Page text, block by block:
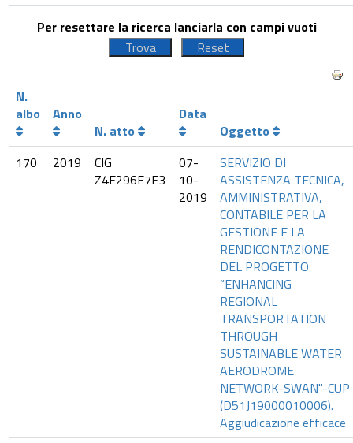
Per resettare la ricerca lanciarla con campi vuoti
N.
albo
Anno
N. atto
Data
Oggetto
170
2019
CIG
Z4E296E7E3
07-
10-
2019
SERVIZIO DI
ASSISTENZA TECNICA,
AMMINISTRATIVA,
CONTABILE PER LA
GESTIONE E LA
RENDICONTAZIONE
DEL PROGETTO
“ENHANCING
REGIONAL
TRANSPORTATION
THROUGH
SUSTAINABLE WATER
AERODROME
NETWORK-SWAN"-CUP
(D51J19000010006).
Aggiudicazione efficace